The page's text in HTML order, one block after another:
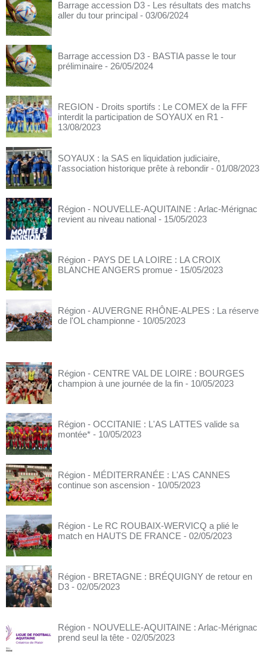
Barrage accession D3 - Les résultats des matchs
aller du tour principal - 03/06/2024
Barrage accession D3 - BASTIA passe le tour
préliminaire - 26/05/2024
REGION - Droits sportifs : Le COMEX de la FFF
interdit la participation de SOYAUX en R1 -
13/08/2023
SOYAUX : la SAS en liquidation judiciaire,
l'association historique prête à rebondir - 01/08/2023
Région - NOUVELLE-AQUITAINE : Arlac-Mérignac
revient au niveau national - 15/05/2023
Région - PAYS DE LA LOIRE : LA CROIX
BLANCHE ANGERS promue - 15/05/2023
Région - AUVERGNE RHÔNE-ALPES : La réserve
de l'OL championne - 10/05/2023
Région - CENTRE VAL DE LOIRE : BOURGES
champion à une journée de la fin - 10/05/2023
Région - OCCITANIE : L'AS LATTES valide sa
montée* - 10/05/2023
Région - MÉDITERRANÉE : L'AS CANNES
continue son ascension - 10/05/2023
Région - Le RC ROUBAIX-WERVICQ a plié le
match en HAUTS DE FRANCE - 02/05/2023
Région - BRETAGNE : BRÉQUIGNY de retour en
D3 - 02/05/2023
Région - NOUVELLE-AQUITAINE : Arlac-Mérignac
prend seul la tête - 02/05/2023